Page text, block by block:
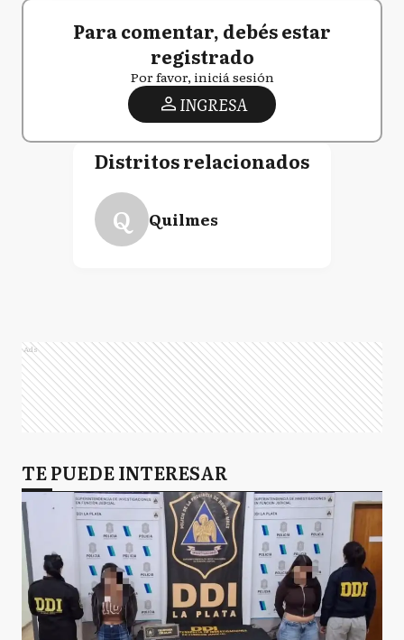
Para comentar, debés estar
registrado
Por favor, iniciá sesión
INGRESA
Distritos relacionados
Q Quilmes
Ads
TE PUEDE INTERESAR